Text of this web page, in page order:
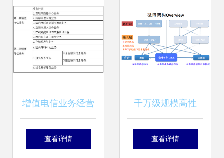
增值电信业务经营
许可证有效期到期
查看详情
千万级规模高性
能、高并发的网络
查看详情